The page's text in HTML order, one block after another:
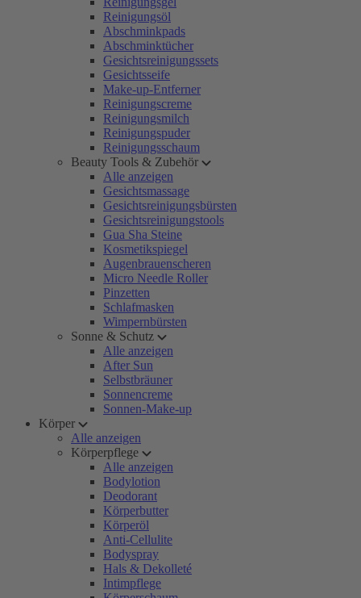
Reinigungsöl
Abschminkpads
Abschminktücher
Gesichtsreinigungssets
Gesichtsseife
Make-up-Entferner
Reinigungscreme
Reinigungsmilch
Reinigungspuder
Reinigungsschaum
Beauty Tools & Zubehör
Alle anzeigen
Gesichtsmassage
Gesichtsreinigungsbürsten
Gesichtsreinigungstools
Gua Sha Steine
Kosmetikspiegel
Augenbrauenscheren
Micro Needle Roller
Pinzetten
Schlafmasken
Wimpernbürsten
Sonne & Schutz
Alle anzeigen
After Sun
Selbstbräuner
Sonnencreme
Sonnen-Make-up
Körper
Alle anzeigen
Körperpflege
Alle anzeigen
Bodylotion
Deodorant
Körperbutter
Körperöl
Anti-Cellulite
Bodyspray
Hals & Dekolleté
Intimpflege